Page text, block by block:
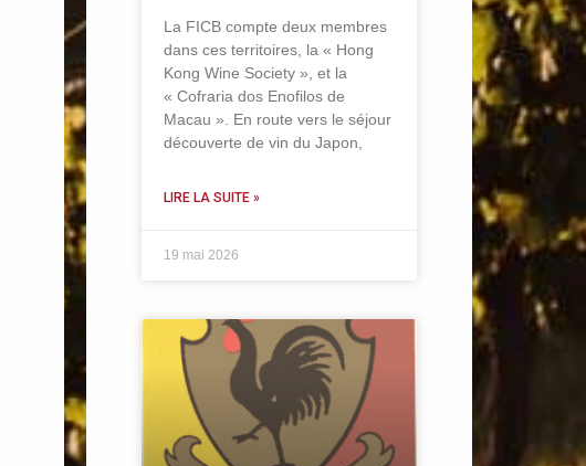
La FICB compte deux membres
dans ces territoires, la « Hong
Kong Wine Society », et la
« Cofraria dos Enofilos de
Macau ». En route vers le séjour
découverte de vin du Japon,
LIRE LA SUITE »
19 mai 2026